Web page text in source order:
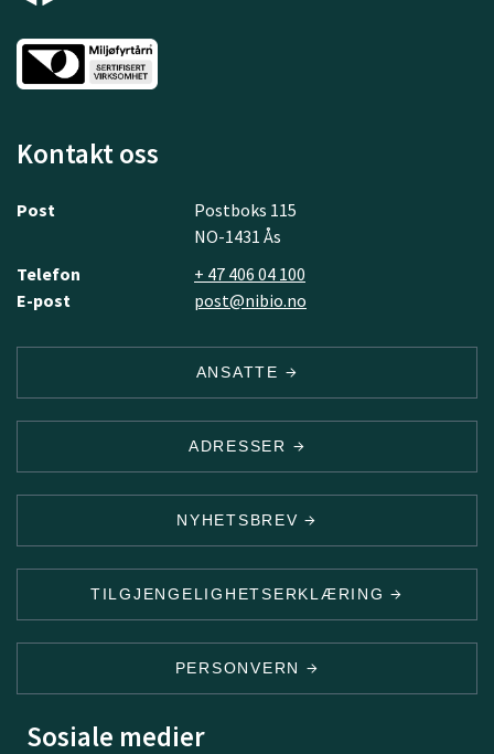
Kontakt oss
Post
Postboks 115
NO-1431 Ås
Telefon
+ 47 406 04 100
E-post
post@nibio.no
ANSATTE
ADRESSER
NYHETSBREV
TILGJENGELIGHETSERKLÆRING
PERSONVERN
Sosiale medier